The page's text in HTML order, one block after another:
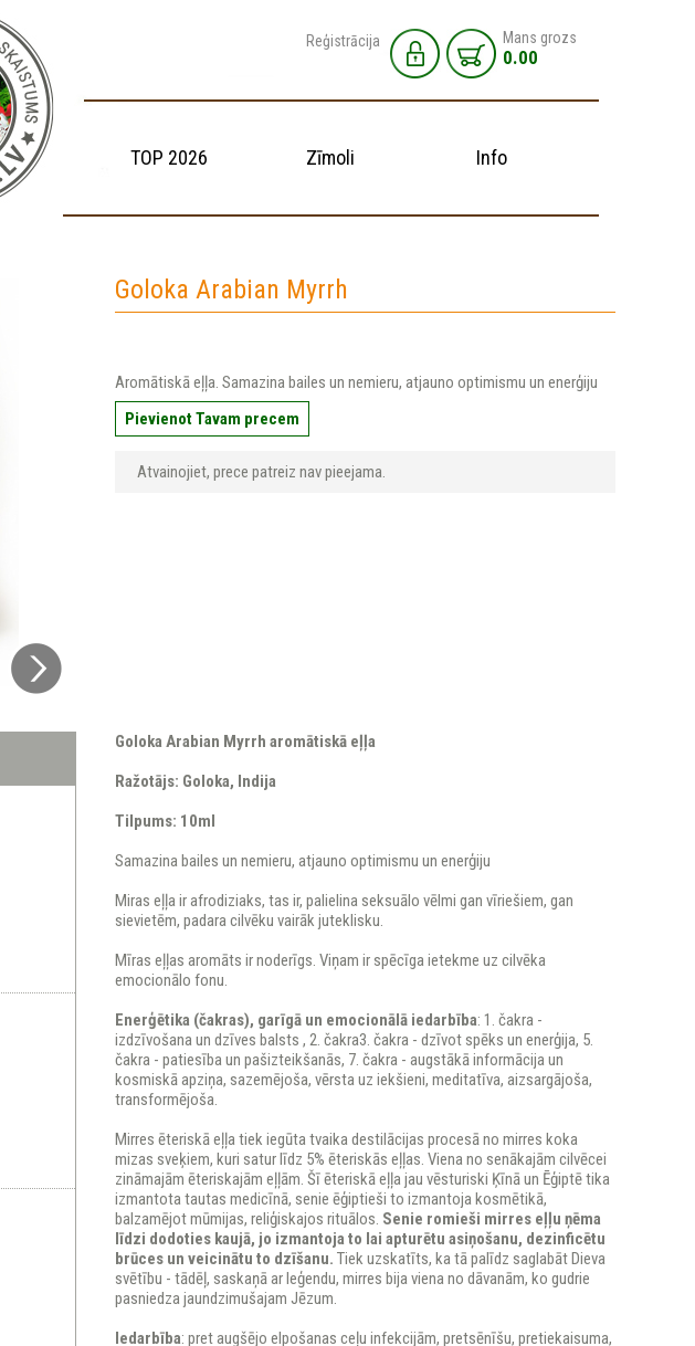
Reģistrācija Mans grozs
0.00
TOP 2026 Zīmoli Info
Goloka Arabian Myrrh
Aromātiskā eļļa. Samazina bailes un nemieru, atjauno optimismu un enerģiju
Pievienot Tavam precem
Atvainojiet, prece patreiz nav pieejama.
Goloka Arabian Myrrh aromātiskā eļļa
Ražotājs: Goloka, Indija
Tilpums: 10ml
Samazina bailes un nemieru, atjauno optimismu un enerģiju
Miras eļļa ir afrodiziaks, tas ir, palielina seksuālo vēlmi gan vīriešiem, gan
sievietēm, padara cilvēku vairāk juteklisku.
Mīras eļļas aromāts ir noderīgs. Viņam ir spēcīga ietekme uz cilvēka
emocionālo fonu.
Enerģētika (čakras), garīgā un emocionālā iedarbība: 1. čakra -
izdzīvošana un dzīves balsts , 2. čakra3. čakra - dzīvot spēks un enerģija, 5.
čakra - patiesība un pašizteikšanās, 7. čakra - augstākā informācija un
kosmiskā apziņa, sazemējoša, vērsta uz iekšieni, meditatīva, aizsargājoša,
transformējoša.
Mirres ēteriskā eļļa tiek iegūta tvaika destilācijas procesā no mirres koka
mizas sveķiem, kuri satur līdz 5% ēteriskās eļļas. Viena no senākajām cilvēcei
zināmajām ēteriskajām eļļām. Šī ēteriskā eļļa jau vēsturiski Ķīnā un Ēģiptē tika
izmantota tautas medicīnā, senie ēģiptieši to izmantoja kosmētikā,
balzamējot mūmijas, reliģiskajos rituālos. Senie romieši mirres eļļu ņēma
līdzi dodoties kaujā, jo izmantoja to lai apturētu asiņošanu, dezinficētu
brūces un veicinātu to dzīšanu. Tiek uzskatīts, ka tā palīdz saglabāt Dieva
svētību - tādēļ, saskaņā ar leģendu, mirres bija viena no dāvanām, ko gudrie
pasniedza jaundzimušajam Jēzum.
Iedarbība: pret augšējo elpošanas ceļu infekcijām, pretsēnīšu, pretiekaisuma,